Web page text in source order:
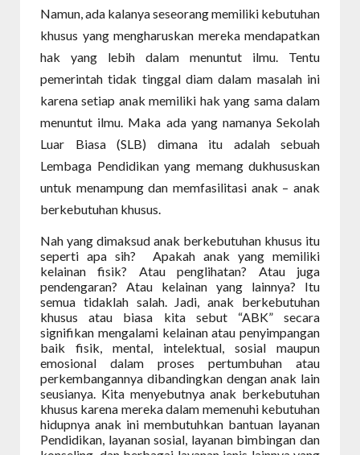
Namun, ada kalanya seseorang memiliki kebutuhan
khusus yang mengharuskan mereka mendapatkan
hak yang lebih dalam menuntut ilmu. Tentu
pemerintah tidak tinggal diam dalam masalah ini
karena setiap anak memiliki hak yang sama dalam
menuntut ilmu. Maka ada yang namanya Sekolah
Luar Biasa (SLB) dimana itu adalah sebuah
Lembaga Pendidikan yang memang dukhususkan
untuk menampung dan memfasilitasi anak – anak
berkebutuhan khusus.
Nah yang dimaksud anak berkebutuhan khusus itu
seperti apa sih?
Apakah anak yang memiliki
kelainan fisik? Atau penglihatan? Atau juga
pendengaran? Atau kelainan yang lainnya? Itu
semua tidaklah salah. Jadi, anak berkebutuhan
khusus atau biasa kita sebut “ABK” secara
signifikan mengalami kelainan atau penyimpangan
baik fisik, mental, intelektual, sosial maupun
emosional dalam proses pertumbuhan atau
perkembangannya dibandingkan dengan anak lain
seusianya. Kita menyebutnya anak berkebutuhan
khusus karena mereka dalam memenuhi kebutuhan
hidupnya anak ini membutuhkan bantuan layanan
Pendidikan, layanan sosial, layanan bimbingan dan